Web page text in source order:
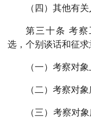
（四）其他有关
第三十条 考察
选，个别谈话和征求
（一）考察对
（二）考察对
（三）考察对